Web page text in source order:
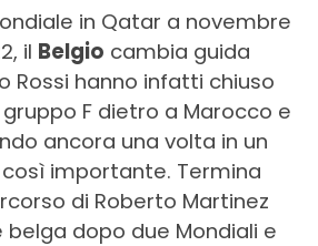
in Qatar a novembre
il Belgio cambia guida
Rossi hanno infatti chiuso
F dietro a Marocco e
ancora una volta in un
importante. Termina
di Roberto Martinez
belga dopo due Mondiali e